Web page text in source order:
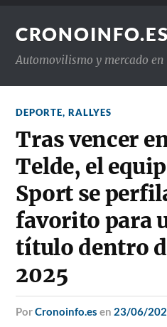
CRONOINFO.ES
Automovilismo y mercado en
DEPORTE,RALLYES
Tras vencer
Telde, el
Sport se
favorito para
título dentro
2025
porCronoinfo.es en 23/06/